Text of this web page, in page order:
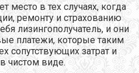
место в тех случаях, когда
ремонту и страхованию
лизингополучатель, и они
платежи, которые таким
сопутствующих затрат и
чистом виде.